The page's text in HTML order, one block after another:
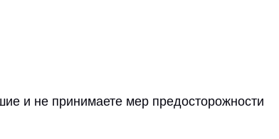
и не принимаете мер предосторожности